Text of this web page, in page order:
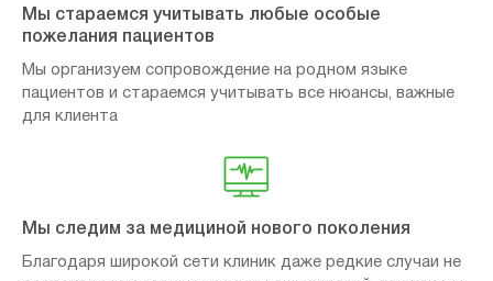
Мы стараемся учитывать любые особые
пожелания пациентов
Мы организуем сопровождение на родном языке
пациентов и стараемся учитывать все нюансы, важные
для клиента
Мы следим за медициной нового поколения
Благодаря широкой сети клиник даже редкие случаи не